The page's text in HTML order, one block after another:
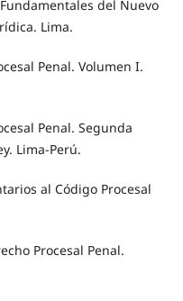
del Nuevo
Lima.
Penal. Volumen I.
Penal. Segunda
Lima-Perú.
al Código Procesal
Procesal Penal.